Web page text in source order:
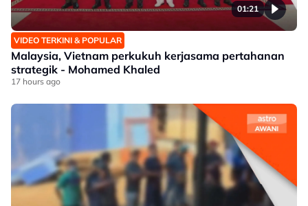
01:21
VIDEO TERKINI & POPULAR
Malaysia, Vietnam perkukuh kerjasama pertahanan
strategik - Mohamed Khaled
17 hours ago